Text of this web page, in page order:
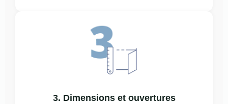
3. Dimensions et ouvertures